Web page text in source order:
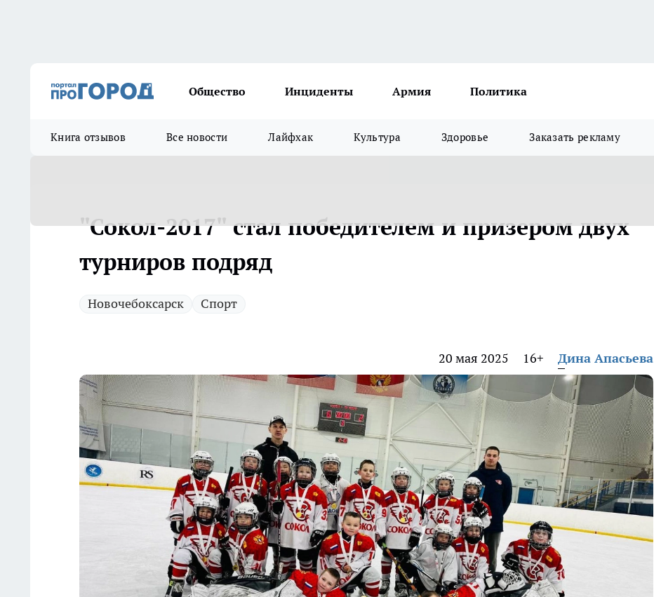
Общество Инциденты Армия Политика
Книга отзывов Все новости Лайфхак Культура Здоровье Заказать рекламу
"Сокол-2017" стал победителем и призером двух
турниров подряд
Новочебоксарск Спорт
20 мая 2025 16+ Дина Апасьева